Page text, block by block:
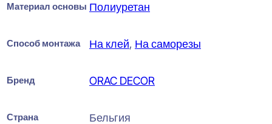
Материал основы Полиуретан
Способ монтажа На клей, На саморезы
Бренд ORAC DECOR
Страна Бельгия